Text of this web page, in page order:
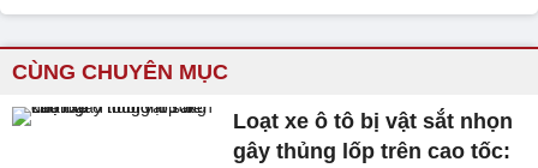
CÙNG CHUYÊN MỤC
Loạt xe ô tô bị vật sắt nhọn
gây thủng lốp trên cao tốc: